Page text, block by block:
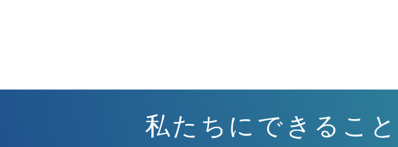
私たちにできること